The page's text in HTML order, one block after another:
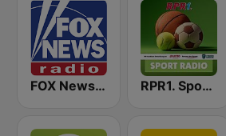
FOX News Radio RPR1. Sport Radio